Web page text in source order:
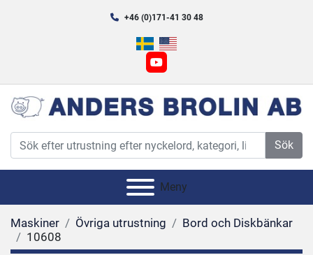
+46 (0)171-41 30 48
youtube
Sök
Meny
Maskiner Övriga utrustning
Bord och Diskbänkar
10608